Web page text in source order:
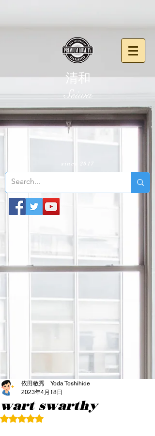
清和
​Seiwa
since 2017
wart swarthy
依田敏秀 Yoda Toshihide
2023年4月18日
5つ星のうちNaNと評価されています。